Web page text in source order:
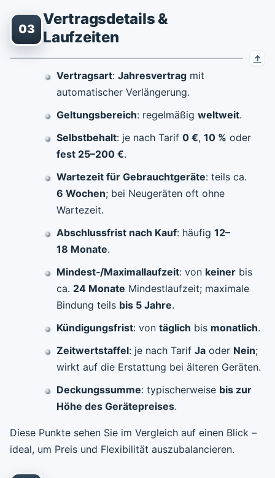
03
Vertragsdetails &
Laufzeiten
Vertragsart: Jahresvertrag mit
automatischer Verlängerung.
Geltungsbereich: regelmäßig weltweit.
Selbstbehalt: je nach Tarif 0 €, 10 % oder
fest 25–200 €.
Wartezeit für Gebrauchtgeräte: teils ca.
6 Wochen; bei Neugeräten oft ohne
Wartezeit.
Abschlussfrist nach Kauf: häufig 12–
18 Monate.
Mindest‑/Maximallaufzeit: von keiner bis
ca. 24 Monate Mindestlaufzeit; maximale
Bindung teils bis 5 Jahre.
Kündigungsfrist: von täglich bis monatlich.
Zeitwertstaffel: je nach Tarif Ja oder Nein;
wirkt auf die Erstattung bei älteren Geräten.
Deckungssumme: typischerweise bis zur
Höhe des Gerätepreises.
Diese Punkte sehen Sie im Vergleich auf einen Blick –
ideal, um Preis und Flexibilität auszubalancieren.